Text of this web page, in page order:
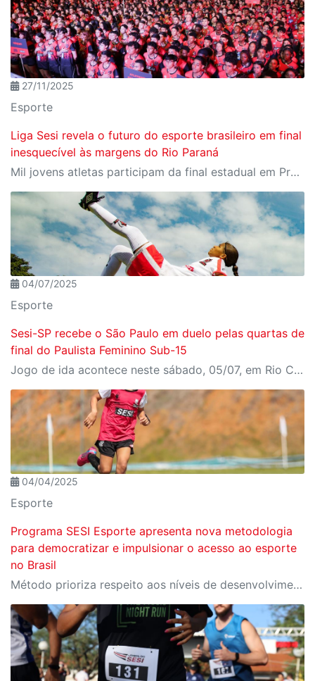
27/11/2025
Esporte
Liga Sesi revela o futuro do esporte brasileiro em final
inesquecível às margens do Rio Paraná
Mil jovens atletas participam da final estadual em Presidente Epitácio, reforçando a Liga Sesi como um dos principais ambientes de formação esportiva do país
04/07/2025
Esporte
Sesi-SP recebe o São Paulo em duelo pelas quartas de
final do Paulista Feminino Sub-15
Jogo de ida acontece neste sábado, 05/07, em Rio Claro
04/04/2025
Esporte
Programa SESI Esporte apresenta nova metodologia
para democratizar e impulsionar o acesso ao esporte
no Brasil
Método prioriza respeito aos níveis de desenvolvimento esportivo de cada aluno ou atleta, garantindo uma evolução gradual e saudável na formação de novos talentos, até chegar ao alto rendimento